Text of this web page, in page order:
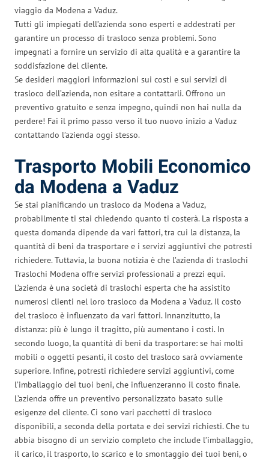
viaggio da Modena a Vaduz.
Tutti gli impiegati dell’azienda sono esperti e addestrati per
garantire un processo di trasloco senza problemi. Sono
impegnati a fornire un servizio di alta qualità e a garantire la
soddisfazione del cliente.
Se desideri maggiori informazioni sui costi e sui servizi di
trasloco dell’azienda, non esitare a contattarli. Offrono un
preventivo gratuito e senza impegno, quindi non hai nulla da
perdere! Fai il primo passo verso il tuo nuovo inizio a Vaduz
contattando l’azienda oggi stesso.
Trasporto Mobili Economico
da Modena a Vaduz
Se stai pianificando un trasloco da Modena a Vaduz,
probabilmente ti stai chiedendo quanto ti costerà. La risposta a
questa domanda dipende da vari fattori, tra cui la distanza, la
quantità di beni da trasportare e i servizi aggiuntivi che potresti
richiedere. Tuttavia, la buona notizia è che l’azienda di traslochi
Traslochi Modena offre servizi professionali a prezzi equi.
L’azienda è una società di traslochi esperta che ha assistito
numerosi clienti nel loro trasloco da Modena a Vaduz. Il costo
del trasloco è influenzato da vari fattori. Innanzitutto, la
distanza: più è lungo il tragitto, più aumentano i costi. In
secondo luogo, la quantità di beni da trasportare: se hai molti
mobili o oggetti pesanti, il costo del trasloco sarà ovviamente
superiore. Infine, potresti richiedere servizi aggiuntivi, come
l’imballaggio dei tuoi beni, che influenzeranno il costo finale.
L’azienda offre un preventivo personalizzato basato sulle
esigenze del cliente. Ci sono vari pacchetti di trasloco
disponibili, a seconda della portata e dei servizi richiesti. Che tu
abbia bisogno di un servizio completo che include l’imballaggio,
il carico, il trasporto, lo scarico e lo smontaggio dei tuoi beni, o